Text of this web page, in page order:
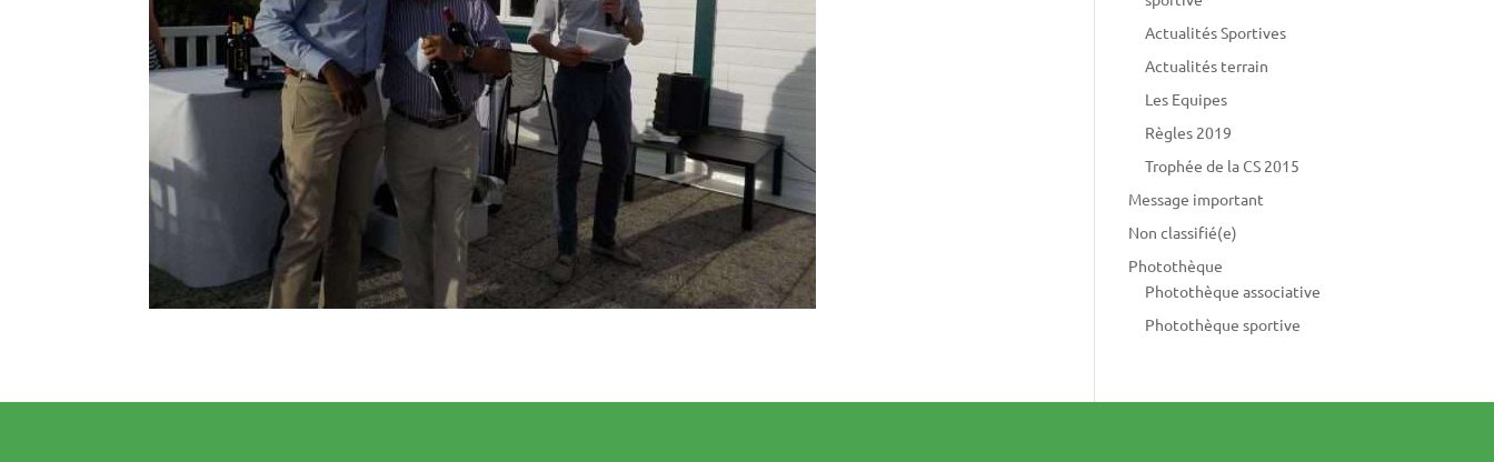
Actualités Sportives
Actualités terrain
Les Equipes
Règles 2019
Trophée de la CS 2015
Message important
Non classifié(e)
Photothèque
Photothèque associative
Photothèque sportive